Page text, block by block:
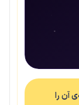
آن را